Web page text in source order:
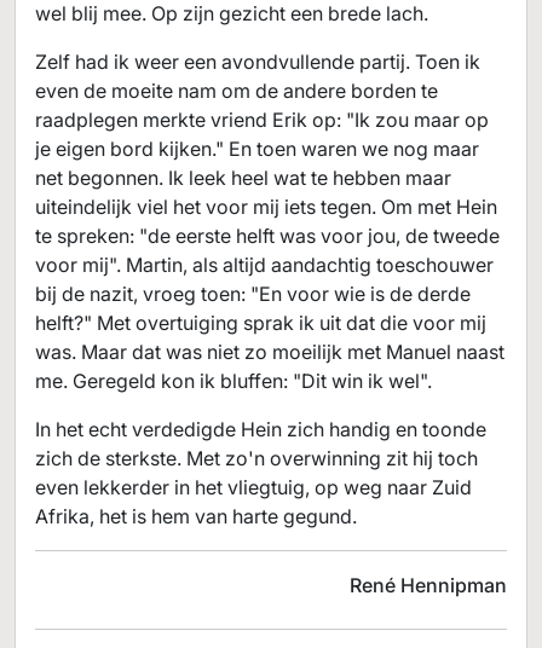
wel blij mee. Op zijn gezicht een brede lach.
Zelf had ik weer een avondvullende partij. Toen ik
even de moeite nam om de andere borden te
raadplegen merkte vriend Erik op: "Ik zou maar op
je eigen bord kijken." En toen waren we nog maar
net begonnen. Ik leek heel wat te hebben maar
uiteindelijk viel het voor mij iets tegen. Om met Hein
te spreken: "de eerste helft was voor jou, de tweede
voor mij". Martin, als altijd aandachtig toeschouwer
bij de nazit, vroeg toen: "En voor wie is de derde
helft?" Met overtuiging sprak ik uit dat die voor mij
was. Maar dat was niet zo moeilijk met Manuel naast
me. Geregeld kon ik bluffen: "Dit win ik wel".
In het echt verdedigde Hein zich handig en toonde
zich de sterkste. Met zo'n overwinning zit hij toch
even lekkerder in het vliegtuig, op weg naar Zuid
Afrika, het is hem van harte gegund.
René Hennipman